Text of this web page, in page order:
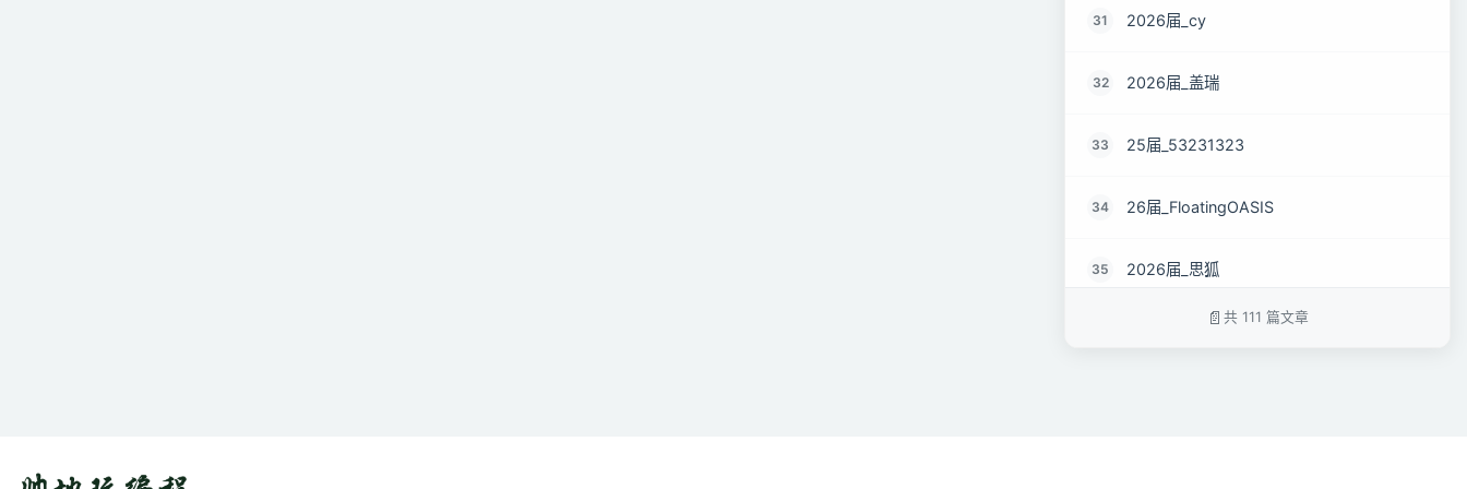
31 2026届_cy
32 2026届_盖瑞
33 25届_53231323
34 26届_FloatingOASIS
35 2026届_思狐
共 111 篇文章